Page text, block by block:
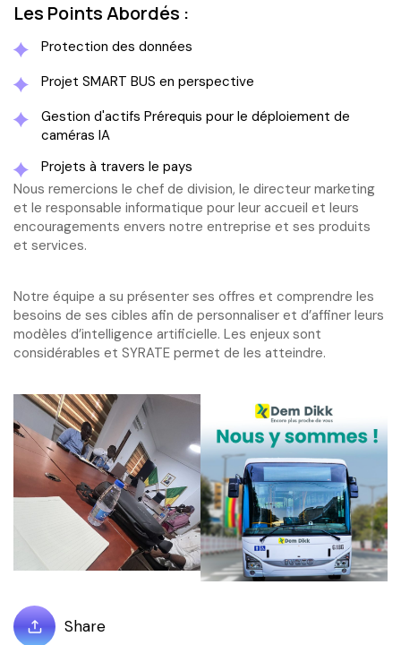
Les Points Abordés :
Protection des données
Projet SMART BUS en perspective
Gestion d'actifs Prérequis pour le déploiement de
caméras IA
Projets à travers le pays
Nous remercions le chef de division, le directeur marketing
et le responsable informatique pour leur accueil et leurs
encouragements envers notre entreprise et ses produits
et services.
Notre équipe a su présenter ses offres et comprendre les
besoins de ses cibles afin de personnaliser et d’affiner leurs
modèles d’intelligence artificielle. Les enjeux sont
considérables et SYRATE permet de les atteindre.
Share